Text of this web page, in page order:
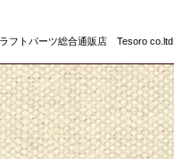
トパーツ総合通販店 Tesoro co.ltd.